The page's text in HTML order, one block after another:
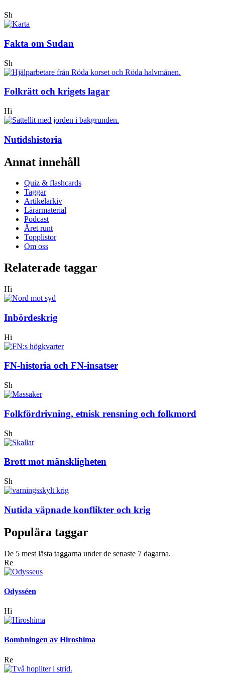
Sh
Fakta om Sudan
Sh
Folkrätt och krigets lagar
Hi
Nutidshistoria
Annat innehåll
Quiz & flashcards
Taggar
Artikelarkiv
Lärarmaterial
Podcast
Året runt
Topplistor
Om oss
Relaterade taggar
Hi
Inbördeskrig
Hi
FN-historia och FN-insatser
Sh
Folkfördrivning, etnisk rensning och folkmord
Sh
Brott mot mänskligheten
Sh
Nutida väpnade konflikter och krig
Populära taggar
De 5 mest lästa taggarna under de senaste 7 dagarna.
Re
Odysséen
Hi
Bombningen av Hiroshima
Re